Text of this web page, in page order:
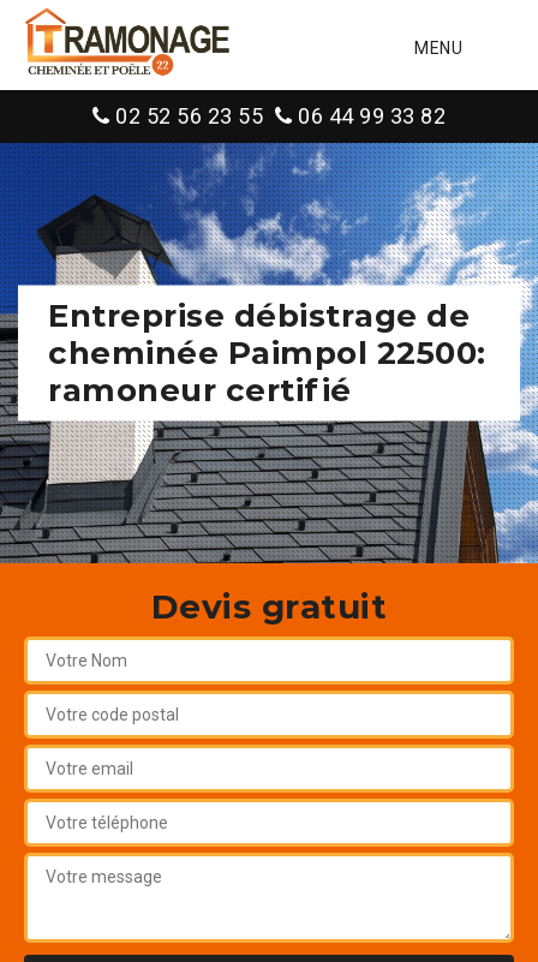
MENU
02 52 56 23 55 06 44 99 33 82
Entreprise débistrage de
cheminée Paimpol 22500:
ramoneur certifié
Devis gratuit